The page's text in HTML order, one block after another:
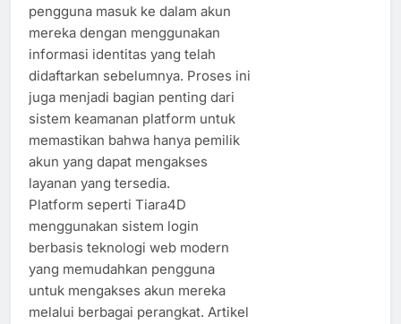
pengguna masuk ke dalam akun
mereka dengan menggunakan
informasi identitas yang telah
didaftarkan sebelumnya. Proses ini
juga menjadi bagian penting dari
sistem keamanan platform untuk
memastikan bahwa hanya pemilik
akun yang dapat mengakses
layanan yang tersedia.
Platform seperti Tiara4D
menggunakan sistem login
berbasis teknologi web modern
yang memudahkan pengguna
untuk mengakses akun mereka
melalui berbagai perangkat. Artikel